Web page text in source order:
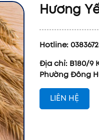
Hương
Hotline:
Địa chỉ: B180/9
Phường Đông
LIÊN HỆ